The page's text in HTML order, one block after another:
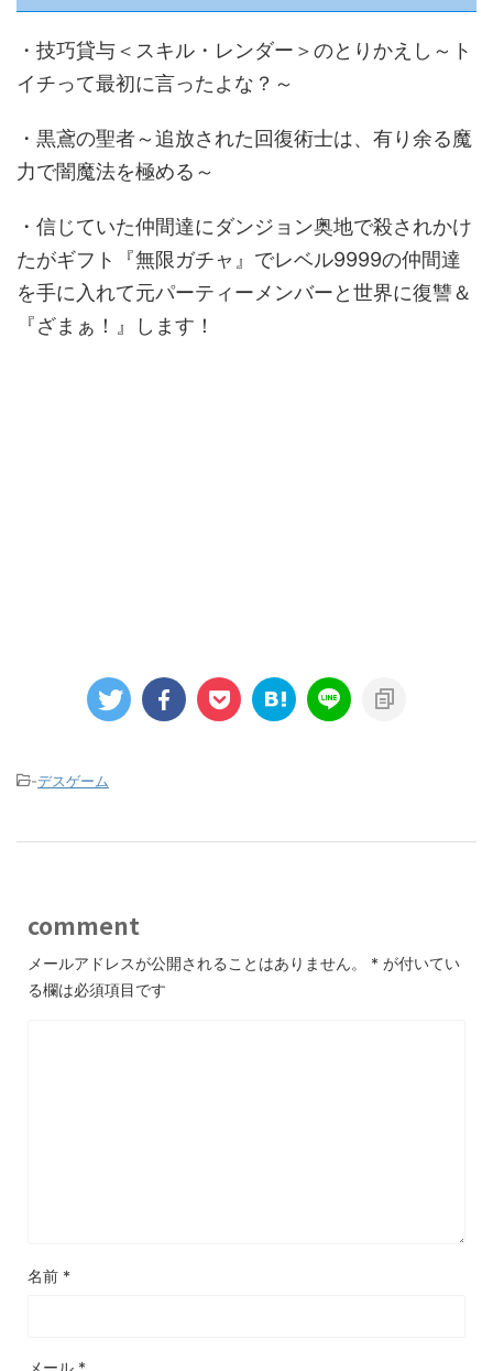
・技巧貸与＜スキル・レンダー＞のとりかえし～ト
イチって最初に言ったよな？～
・黒鳶の聖者～追放された回復術士は、有り余る魔
力で闇魔法を極める～
・信じていた仲間達にダンジョン奥地で殺されかけ
たがギフト『無限ガチャ』でレベル9999の仲間達
を手に入れて元パーティーメンバーと世界に復讐＆
『ざまぁ！』します！
-デスゲーム
comment
メールアドレスが公開されることはありません。 * が付いてい
る欄は必須項目です
名前 *